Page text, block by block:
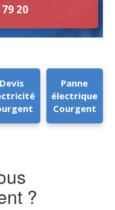
20
Devis
Panne
électrique
Courgent
?